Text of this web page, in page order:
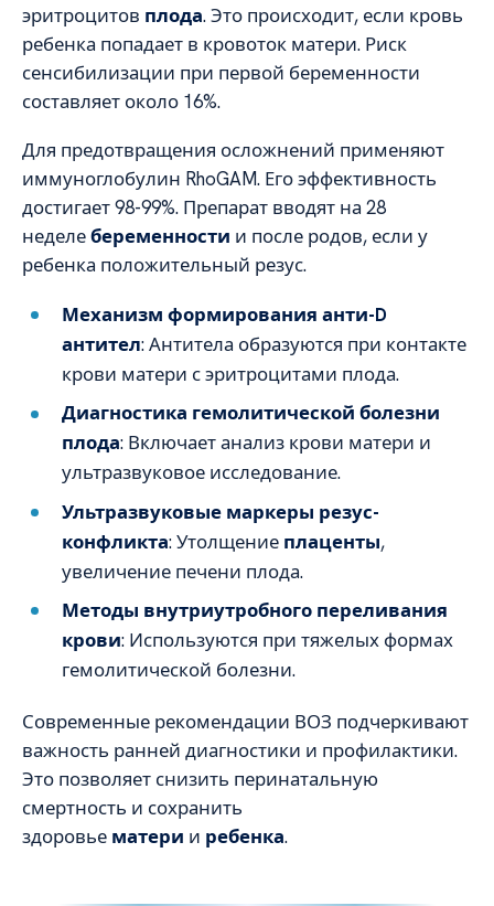
эритроцитов плода. Это происходит, если кровь
ребенка попадает в кровоток матери. Риск
сенсибилизации при первой беременности
составляет около 16%.
Для предотвращения осложнений применяют
иммуноглобулин RhoGAM. Его эффективность
достигает 98-99%. Препарат вводят на 28
неделебеременности и после родов, если у
ребенка положительный резус.
Механизм формирования анти-D
антител: Антитела образуются при контакте
крови матери с эритроцитами плода.
Диагностика гемолитической болезни
плода: Включает анализ крови матери и
ультразвуковое исследование.
Ультразвуковые маркеры резус-
конфликта: Утолщение плаценты,
увеличение печени плода.
Методы внутриутробного переливания
крови: Используются при тяжелых формах
гемолитической болезни.
Современные рекомендации ВОЗ подчеркивают
важность ранней диагностики и профилактики.
Это позволяет снизить перинатальную
смертность и сохранить
здоровье матери и ребенка.